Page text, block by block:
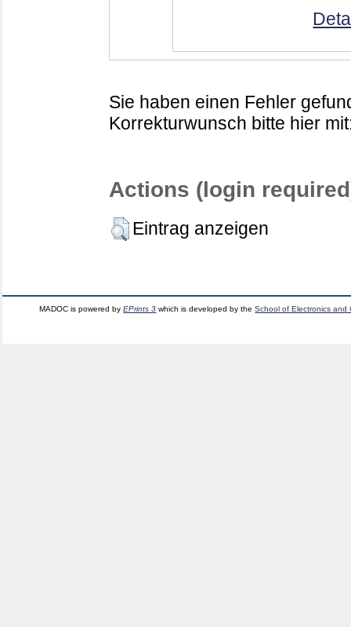
Sie haben einen Fehler
Korrekturwunsch bitte hier
Actions (login
Eintrag anzeigen
MADOC is powered byEPrints 3 which is developed by theSchool of Electronics and